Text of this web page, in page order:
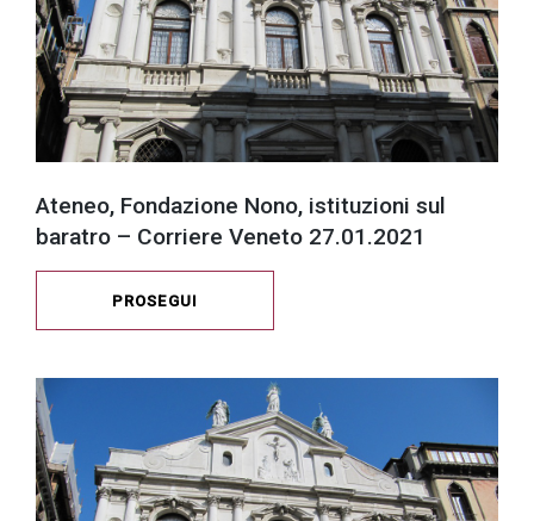
Ateneo, Fondazione Nono, istituzioni sul
baratro – Corriere Veneto 27.01.2021
PROSEGUI